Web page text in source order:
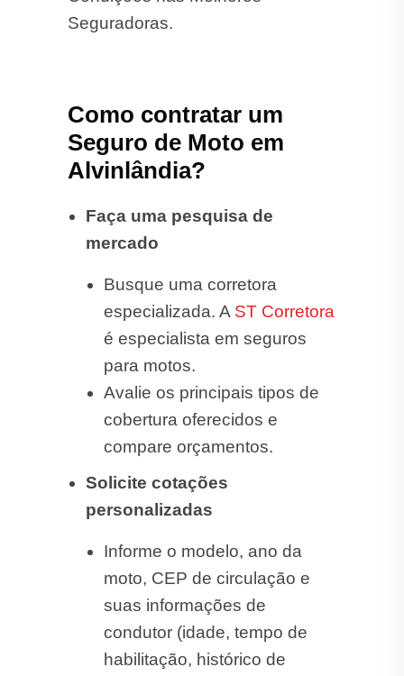
Seguradoras.
Como contratar um
Seguro de Moto em
Alvinlândia?
Faça uma pesquisa de
mercado
Busque uma corretora
especializada. A ST Corretora
é especialista em seguros
para motos.
Avalie os principais tipos de
cobertura oferecidos e
compare orçamentos.
Solicite cotações
personalizadas
Informe o modelo, ano da
moto, CEP de circulação e
suas informações de
condutor (idade, tempo de
habilitação, histórico de